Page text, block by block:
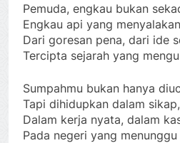
Pemuda, engkau bukan
Engkau api yang
Dari goresan pena, dari ide
Tercipta sejarah yang
Sumpahmu bukan hanya
Tapi dihidupkan dalam sikap,
Dalam kerja nyata, dalam
Pada negeri yang